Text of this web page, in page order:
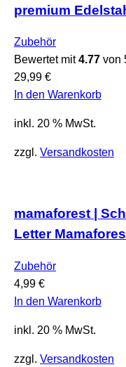
premium
Zubehör
Bewertet mit4.77 von
29,99 €
In den Warenkorb
inkl. 20 % MwSt.
zzgl. Versandkosten
mamaforest |
Letter
Zubehör
4,99 €
In den Warenkorb
inkl. 20 % MwSt.
zzgl. Versandkosten